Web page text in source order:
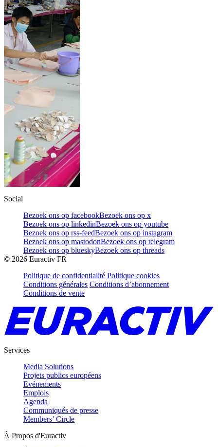
Social
Bezoek ons op facebookBezoek ons op x
Bezoek ons op linkedinBezoek ons op youtube
Bezoek ons op rss-feedBezoek ons op instagram
Bezoek ons op mastodonBezoek ons op telegram
Bezoek ons op blueskyBezoek ons op threads
© 2026 Euractiv FR
Politique de confidentialité Politique cookies
Conditions générales Conditions d’abonnement
Conditions de vente
Services
Media Solutions
Projets publics européens
Evénements
Emplois
Agenda
Communiqués de presse
Members’ Circle
À Propos d'Euractiv